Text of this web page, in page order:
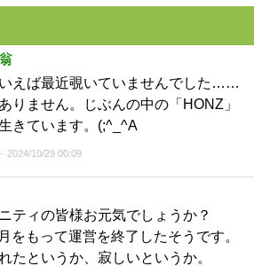
えば最近覗いていませんでした……
りません。じぶんの中の「HONZ」
きています。(;^_^A
2024/10/29 00:09
ティの皆様お元気でしょうか？
をもって運営を終了したそうです。
たというか、寂しいというか。